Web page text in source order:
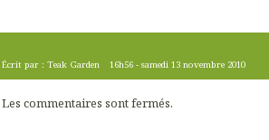
Écrit par : Teak Garden 16h56 -samedi 13 novembre 2010
Les commentaires sont fermés.